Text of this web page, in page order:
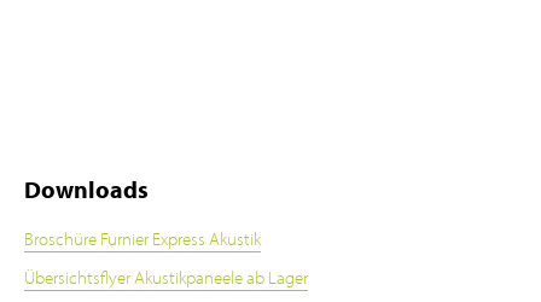
Downloads
Broschüre Furnier Express Akustik
Übersichtsflyer Akustikpaneele ab Lager